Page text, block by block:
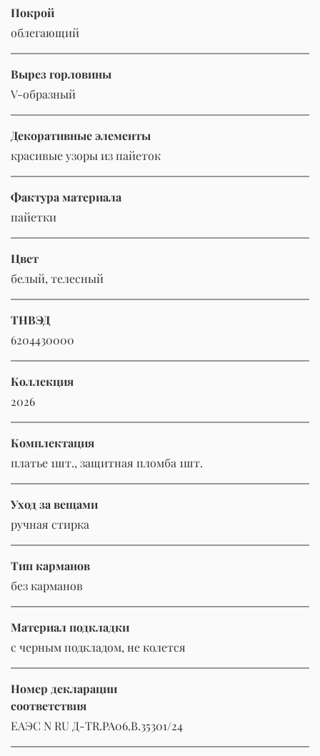
Покрой
облегающий
Вырез горловины
V-образный
Декоративные элементы
красивые узоры из пайеток
Фактура материала
пайетки
Цвет
белый, телесный
ТНВЭД
6204430000
Коллекция
2026
Комплектация
платье 1шт., защитная пломба 1шт.
Уход за вещами
ручная стирка
Тип карманов
без карманов
Материал подкладки
c черным подкладом, не колется
Номер декларации
соответствия
ЕАЭС N RU Д-TR.РА06.В.35301/24